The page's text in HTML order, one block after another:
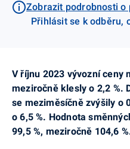
Zobrazit podrobnosti o
Přihlásit se k odběru,
V říjnu 2023 vývozní ceny
meziročně klesly o 2,2 %.
se meziměsíčně zvýšily o
o 6,5 %. Hodnota
99,5 %, meziročně 104,6